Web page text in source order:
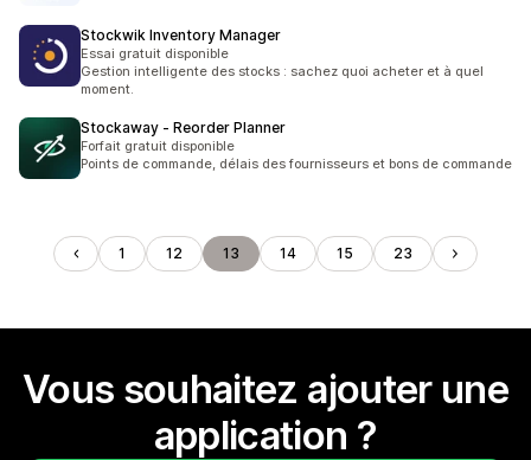
Stockwik Inventory Manager
Essai gratuit disponible
Gestion intelligente des stocks : sachez quoi acheter et à quel
moment.
Stockaway ‑ Reorder Planner
Forfait gratuit disponible
Points de commande, délais des fournisseurs et bons de commande
1 12 13 14 15 23
Vous souhaitez ajouter une
application ?